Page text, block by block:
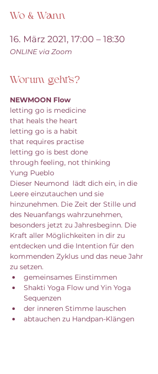
Wo & Wann
16. März 2021, 17:00 – 18:30
ONLINE via Zoom
Worum geht's?
NEWMOON Flow
letting go is medicine
that heals the heart
letting go is a habit
that requires practise
letting go is best done
through feeling, not thinking
Yung Pueblo
Dieser Neumond  lädt dich ein, in die
Leere einzutauchen und sie
hinzunehmen. Die Zeit der Stille und
des Neuanfangs wahrzunehmen,
besonders jetzt zu Jahresbeginn. Die
Kraft aller Möglichkeiten in dir zu
entdecken und die Intention für den
kommenden Zyklus und das neue Jahr
zu setzen.
gemeinsames Einstimmen
Shakti Yoga Flow und Yin Yoga
Sequenzen
der inneren Stimme lauschen
abtauchen zu Handpan-Klängen